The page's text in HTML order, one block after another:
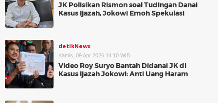
JK Polisikan Rismon soal Tudingan Danai
Kasus Ijazah, Jokowi Emoh Spekulasi
detikNews
Kamis, 09 Apr 2026 14:10 WIB
Video Roy Suryo Bantah Didanai JK di
Kasus Ijazah Jokowi: Anti Uang Haram